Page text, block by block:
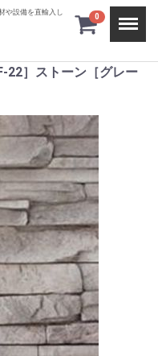
や設備を直輸入し
0
］ストーン［グレー